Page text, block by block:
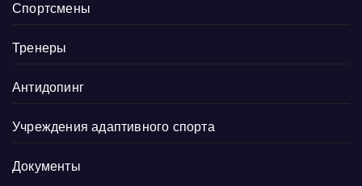
Спортсмены
Тренеры
Антидопинг
Учреждения адаптивного спорта
Документы